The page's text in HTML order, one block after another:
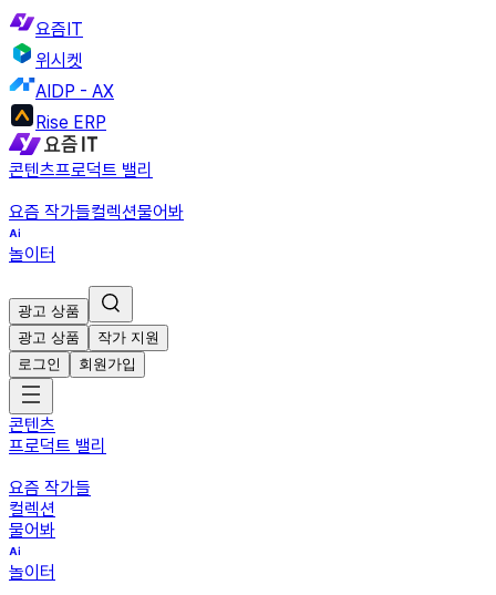
요즘IT
위시켓
AIDP - AX
Rise ERP
콘텐츠프로덕트 밸리
요즘 작가들컬렉션물어봐
놀이터
광고 상품
광고 상품
작가 지원
로그인
회원가입
콘텐츠
프로덕트 밸리
요즘 작가들
컬렉션
물어봐
놀이터